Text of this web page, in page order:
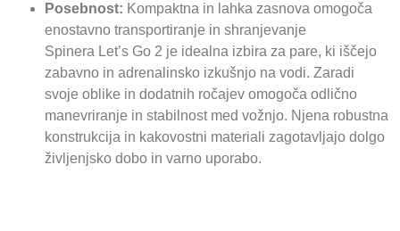
Posebnost: Kompaktna in lahka zasnova omogoča
enostavno transportiranje in shranjevanje
Spinera Let’s Go 2 je idealna izbira za pare, ki iščejo
zabavno in adrenalinsko izkušnjo na vodi. Zaradi
svoje oblike in dodatnih ročajev omogoča odlično
manevriranje in stabilnost med vožnjo. Njena robustna
konstrukcija in kakovostni materiali zagotavljajo dolgo
življenjsko dobo in varno uporabo.